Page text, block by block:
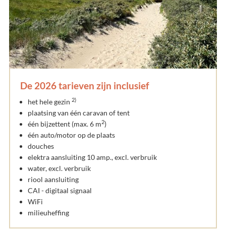
De 2026 tarieven zijn inclusief
het hele gezin 2)
plaatsing van één caravan of tent
één bijzettent (max. 6 m2)
één auto/motor op de plaats
douches
elektra aansluiting 10 amp., excl. verbruik
water, excl. verbruik
riool aansluiting
CAI - digitaal signaal
WiFi
milieuheffing